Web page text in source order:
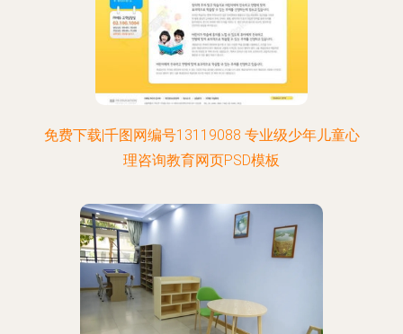
免费下载|千图网编号13119088 专业级少年儿童心
理咨询教育网页PSD模板